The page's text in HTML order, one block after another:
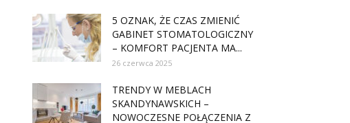
5 OZNAK, ŻE CZAS ZMIENIĆ
GABINET STOMATOLOGICZNY
– KOMFORT PACJENTA MA...
26 czerwca 2025
TRENDY W MEBLACH
SKANDYNAWSKICH –
NOWOCZESNE POŁĄCZENIA Z